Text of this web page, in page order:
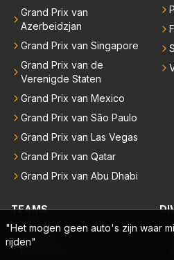
Grand Prix van
Azerbeidzjan
Grand Prix van Singapore
Grand Prix van de
Verenigde Staten
Grand Prix van Mexico
Grand Prix van São Paulo
Grand Prix van Las Vegas
Grand Prix van Qatar
Grand Prix van Abu Dhabi
TEAMS
McLaren
"Het mogen geen auto's zijn waar
rijden"